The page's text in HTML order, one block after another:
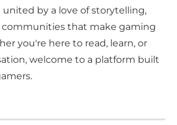
united by a love of storytelling,
communities that make gaming
you're here to read, learn, or
welcome to a platform built